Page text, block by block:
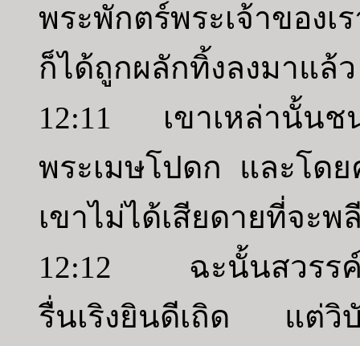
พระพักตร์พระเจ้าของ
ก็ได้ถูกผลักทิ้งลงมาแล้ว
12:11 เขาเหล่านั้นช
พระเมษโปดก และโด
เขาไม่ได้เสียดายที่จะ
12:12 ฉะนั้นสวรรค์แ
รื่นเริงยินดีเถิด แต่วิ